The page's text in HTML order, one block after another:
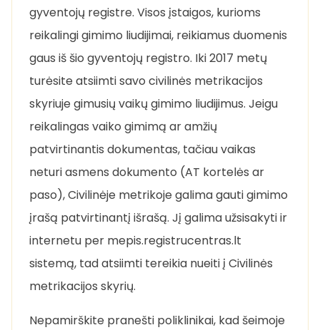
gyventojų registre. Visos įstaigos, kurioms
reikalingi gimimo liudijimai, reikiamus duomenis
gaus iš šio gyventojų registro. Iki 2017 metų
turėsite atsiimti savo civilinės metrikacijos
skyriuje gimusių vaikų gimimo liudijimus. Jeigu
reikalingas vaiko gimimą ar amžių
patvirtinantis dokumentas, tačiau vaikas
neturi asmens dokumento (AT kortelės ar
paso), Civilinėje metrikoje galima gauti gimimo
įrašą patvirtinantį išrašą. Jį galima užsisakyti ir
internetu per mepis.registrucentras.lt
sistemą, tad atsiimti tereikia nueiti į Civilinės
metrikacijos skyrių.
Nepamirškite pranešti poliklinikai, kad šeimoje